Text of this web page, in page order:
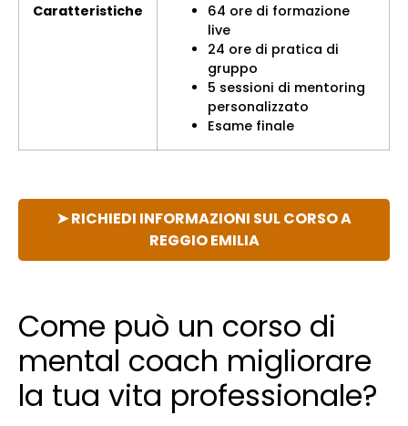
Caratteristiche
64 ore di formazione
live
24 ore di pratica di
gruppo
5 sessioni di mentoring
personalizzato
Esame finale
➤ RICHIEDI INFORMAZIONI SUL CORSO A
REGGIO EMILIA
Come può un corso di
mental coach migliorare
la tua vita professionale?